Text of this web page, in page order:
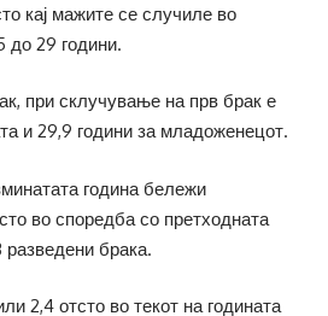
кај мажите се случиле во
до 29 години.
при склучување на прв брак е
и 29,9 години за младоженецот.
година бележи
во споредба со претходната
разведени брака.
2,4 отсто во текот на годината